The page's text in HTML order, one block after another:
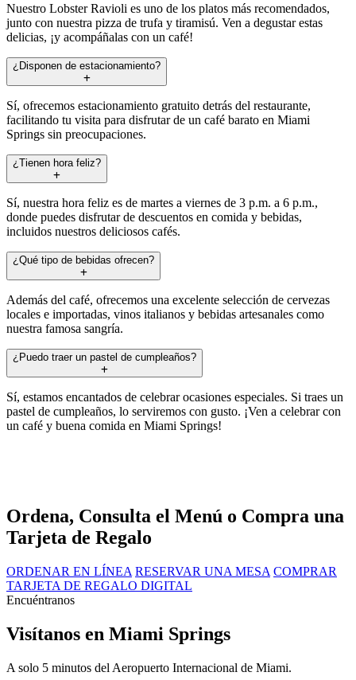
Nuestro Lobster Ravioli es uno de los platos más recomendados,
junto con nuestra pizza de trufa y tiramisú. Ven a degustar estas
delicias, ¡y acompáñalas con un café!
¿Disponen de estacionamiento?
Sí, ofrecemos estacionamiento gratuito detrás del restaurante,
facilitando tu visita para disfrutar de un café barato en Miami
Springs sin preocupaciones.
¿Tienen hora feliz?
Sí, nuestra hora feliz es de martes a viernes de 3 p.m. a 6 p.m.,
donde puedes disfrutar de descuentos en comida y bebidas,
incluidos nuestros deliciosos cafés.
¿Qué tipo de bebidas ofrecen?
Además del café, ofrecemos una excelente selección de cervezas
locales e importadas, vinos italianos y bebidas artesanales como
nuestra famosa sangría.
¿Puedo traer un pastel de cumpleaños?
Sí, estamos encantados de celebrar ocasiones especiales. Si traes un
pastel de cumpleaños, lo serviremos con gusto. ¡Ven a celebrar con
un café y buena comida en Miami Springs!
Ordena, Consulta el Menú o Compra una
Tarjeta de Regalo
ORDENAR EN LÍNEA RESERVAR UNA MESA COMPRAR
TARJETA DE REGALO DIGITAL
Encuéntranos
Visítanos en Miami Springs
A solo 5 minutos del Aeropuerto Internacional de Miami.